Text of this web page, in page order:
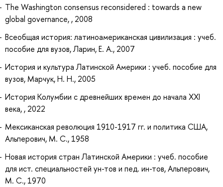
The Washington consensus reconsidered : towards a new
global governance, , 2008
Всеобщая история: латиноамериканская цивилизация : учеб.
пособие для вузов, Ларин, Е. А., 2007
История и культура Латинской Америки : учеб. пособие для
вузов, Марчук, Н. Н., 2005
История Колумбии с древнейших времен до начала XXI
века, , 2022
Мексиканская революция 1910-1917 гг. и политика США,
Альперович, М. С., 1958
Новая история стран Латинской Америки : учеб. пособие
для ист. специальностей ун-тов и пед. ин-тов, Альперович,
М. С., 1970